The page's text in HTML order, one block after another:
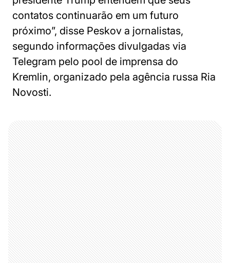
contatos continuarão em um futuro
próximo”, disse Peskov a jornalistas,
segundo informações divulgadas via
Telegram pelo pool de imprensa do
Kremlin, organizado pela agência russa Ria
Novosti.